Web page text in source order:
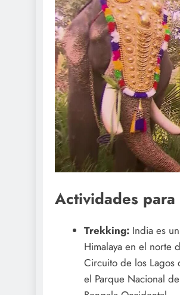
Actividades
Trekking: India es
Himalaya en el norte
Circuito de los Lagos
el Parque Nacional